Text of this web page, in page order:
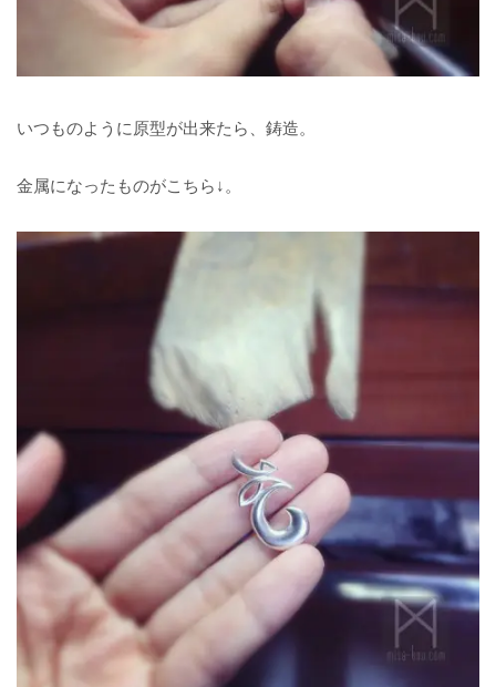
いつものように原型が出来たら、鋳造。
金属になったものがこちら↓。